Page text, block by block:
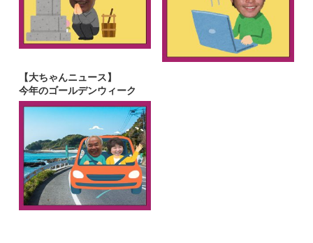
【大ちゃんニュース】
今年のゴールデンウィーク